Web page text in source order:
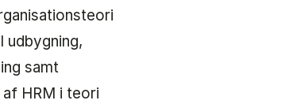
udbygning,
samt
HRM i teori